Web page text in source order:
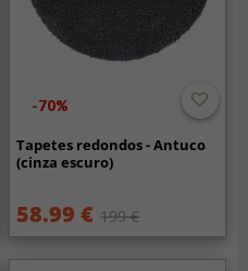
-70%
Tapetes redondos - Antuco
(cinza escuro)
58.99 € 199 €